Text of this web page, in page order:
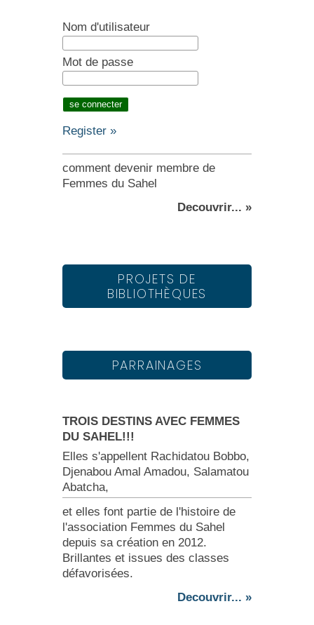
Nom d'utilisateur
Mot de passe
Register »
comment devenir membre de
Femmes du Sahel
Decouvrir... »
PROJETS DE
BIBLIOTHÈQUES
PARRAINAGES
TROIS DESTINS AVEC FEMMES
DU SAHEL!!!
Elles s'appellent Rachidatou Bobbo,
Djenabou Amal Amadou, Salamatou
Abatcha,
et elles font partie de l'histoire de
l'association Femmes du Sahel
depuis sa création en 2012.
Brillantes et issues des classes
défavorisées.
Decouvrir... »